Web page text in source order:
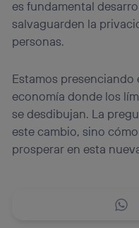
es fundamental
salvaguarden la
personas.
Estamos
economía donde los
se desdibujan. La
este cambio, sino
prosperar en esta